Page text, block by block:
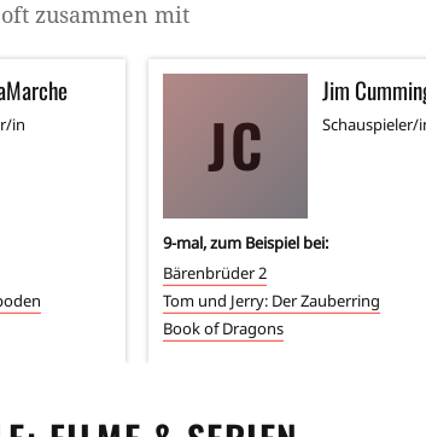
zusammen mit
in JC
Jim
Schauspieler/
9-mal, zum Beispiel bei:
Bärenbrüder 2
Tom und Jerry: Der Zauberring
Book of Dragons